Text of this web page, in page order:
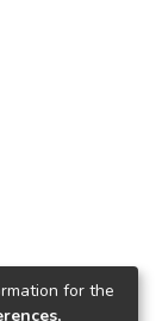
for the